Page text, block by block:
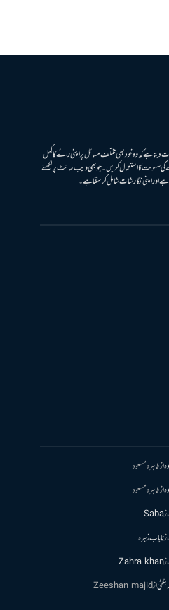
ہے کہ وہ خود بھی مختلف مسائل پر اپنی رائے کا کھل
سہولت کا استعمال کریں۔ جو بھی ویب سائٹ پر لکھنے
ہے اور اپنی نگارشات شامل کرسکتا ہے۔
ازطاہرہ مسعود
ازطاہرہ مسعود
ازSaba
ازنایاب زہرہ
ازZahra khan
ازZeeshan majid